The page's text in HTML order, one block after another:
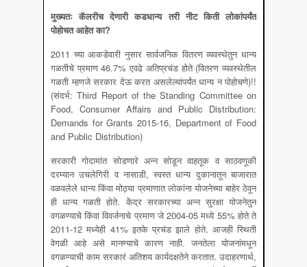
मुख्यतः कॅलरीच देणारी कडधान्य तरी नीट किती लोकांपर्यंत
पोहोचत आहेत का?
2011 च्या आकडेवारी नुसार सार्वजनिक वितरण व्यवस्थेतुन धान्य
गळतीचे प्रमाण 46.7% एवढे अतिप्रचंड होते (वितरण व्यवस्थेतील
गळती म्हणजे सरकार देऊ करत असलेल्यांपर्यंत धान्य न पोहोचणे)!!
(संदर्भ: Third Report of the Standing Committee on
Food, Consumer Affairs and Public Distribution:
Demands for Grants 2015-16, Department of Food
and Public Distribution)
सरकारी गोदामांत सोडणारे अन्न सोडून वाहतूक व साठवणूकी
दरम्यान उचलेगिरी व नासाडी, स्वस्त धान्य दुकानातून बाजारात
वळवलेले धान्य किंवा मोठ्या प्रमाणात लोकांना योजनेच्या बाहेर ठेवून
ही धान्य गळती होते. केंद्र सरकारच्या अन्न सुरक्षा योजनेतुन
वगळण्याचे किंवा विवर्जनाचे प्रमाण जे 2004-05 मध्ये 55% होते ते
2011-12 मध्येही 41% इतके प्रचंड झाले होते. आजही स्थिती
वेगळी आहे असे मानण्याचे कारण नाही. जनतेला योजनांमधून
वगळण्याची काम सरकारं अतिशय कार्यदक्षतेने करतात. उदाहरणार्थ,